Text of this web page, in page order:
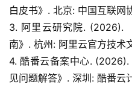
白皮书》. 北京: 中国互联网
3. 阿里云研究院. (2026).
南》. 杭州: 阿里云官方技术
4. 酷番云备案中心.
见问题解答》. 深圳: 酷番云